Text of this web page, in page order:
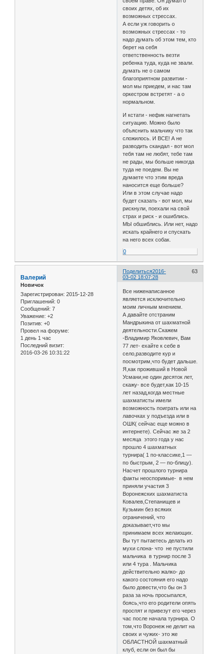
своих детях, об их
возможных стрессах.
А если уж говорить о
возможных стрессах - то
надо думать об этом тем, кто
берет на себя
ответственность везти
ребенка туда, куда не звали.
думать не о самом
благоприятном развитии -
мол мы приедем, и нас там
оркестром встретят - а о
нормальном.
И кстати - нефик нагнетать
ситуацию. Можно было
объяснить мальчику что так
сложилось. И ВСЕ! А не
разводить скандал - вот мол
тебя там не любят, тебе там
не рады, мы больше никогда
туда не поедем. Вы не
думаете что этим вреда
наносится еще больше?
Или в этом случае надо
будет сказать - вот мол, мы
рискнули, поехали на свой
страх и риск - и ошиблись.
МЫ обшиблись. Или нет, надо
искать крайнего и спускать
на него всех собак.
0
Поделиться 63
2016-
03-02 18:07:28
Валерий
Новичок
Зарегистрирован: 2015-12-28
Приглашений: 0
Сообщений: 7
Уважение: +2
Позитив: +0
Провел на форуме:
1 день 1 час
Последний визит:
2016-03-26 10:31:22
Все ниженаписанное
является исключительно
моим личным мнением.
А давайте отстраним
Мандрыкина от шахматной
деятельности.Скажем
-Владимир Яковлевич, Вам
77 лет- ехайте к себе в
село,разводите кур и
посмотрим,что будет дальше.
Я,как проживший в Новой
Усмани,не один десяток лет,
скажу- все будет,как 10-15
лет назад,когда местные
шахматисты имели
возможность поиграть или на
лавочках у подъезда или в
ОШК( сейчас еще можно в
интернете). Сейчас же за 2
месяца этого года у нас
прошло 4 шахматных
турнира( 1 по-классике,1 —
по быстрым, 2 — по-блицу).
Насчет прошлого турнира
факты неоспоримые- в нем
приняли участия 3
Воронежских шахматиста
Ковалев,Степанищев и
Кузьмин без всяких
ограничений, что
доказывает,что мы
принимаем всех желающих.
Вы тут пытаетесь делать из
мухи слона- что не пустили
мальчика в турнир после 3
или 4 тура . Мальчика
действительно жалко- до
какого состояния его надо
было довести,что бы он 3
раза за ночь просыпался,
боясь,что его родители опять
проспят и привезут его через
час после начала турнира. О
том,что Воронеж не делит на
своих и чужих- это же
ОБЛАСТНОЙ шахматный
клуб, если он был бы